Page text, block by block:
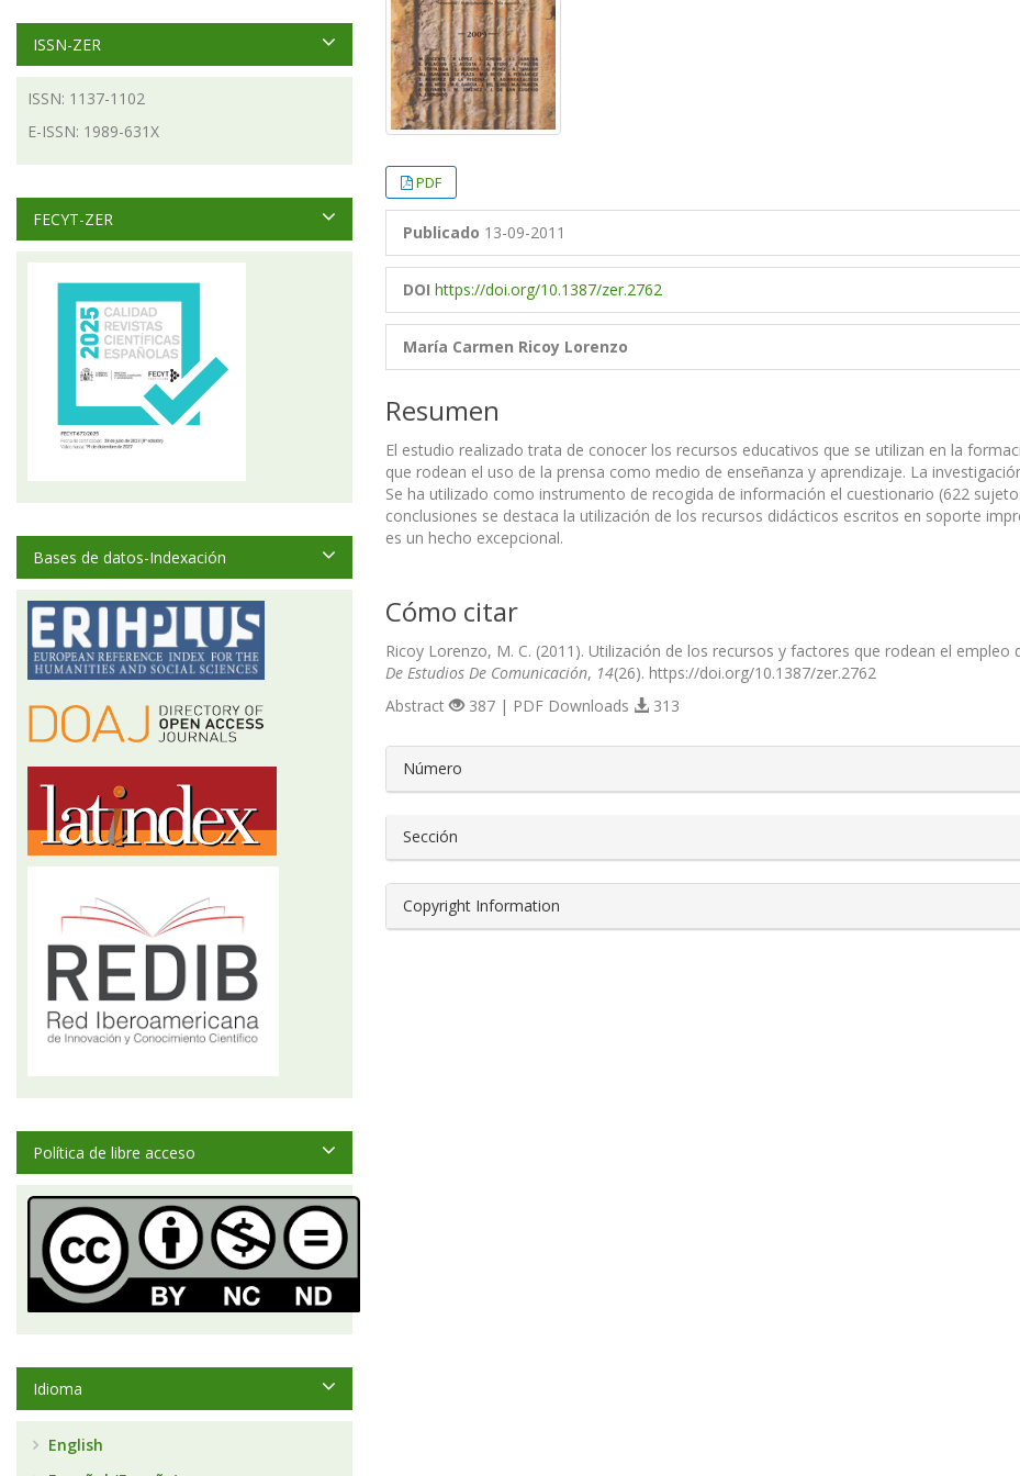
PDF
Publicado 13-09-2011
DOI https://doi.org/10.1387/zer.2762
María Carmen Ricoy Lorenzo
Resumen
El estudio realizado trata de conocer los recursos educativos que se utilizan en la
que rodean el uso de la prensa como medio de enseñanza y aprendizaje. La
Se ha utilizado como instrumento de recogida de información el cuestionario (622
conclusiones se destaca la utilización de los recursos didácticos escritos en soporte
es un hecho excepcional.
Cómo citar
Ricoy Lorenzo, M. C. (2011). Utilización de los recursos y factores que rodean el
De Estudios De Comunicación, 14(26). https://doi.org/10.1387/zer.2762
Abstract 387 | PDF Downloads 313
##plugins.themes.bootstrap3.article.details##
Número
Sección
Copyright Information
ISSN-ZER
ISSN: 1137-1102
E-ISSN: 1989-631X
FECYT-ZER
Bases de datos-Indexación
Política de libre acceso
Idioma
English